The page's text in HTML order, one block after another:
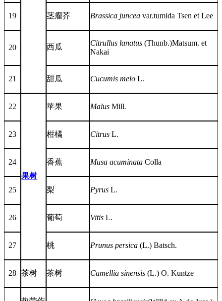
19 茎瘤芥 Brassica junceavar.tumida Tsen et Lee
20 西瓜 Citrullus lanatus(Thunb.)Matsum. et
Nakai
21 甜瓜 Cucumis melo L.
22
果树
苹果 MalusMill.
23 柑橘 CitrusL.
24 香蕉 Musa acuminataColla
25 梨 PyrusL.
26 葡萄 VitisL.
27 桃 Prunus persica(L.) Batsch.
28 茶树 茶树 Camellia sinensis (L.) O. Kuntze